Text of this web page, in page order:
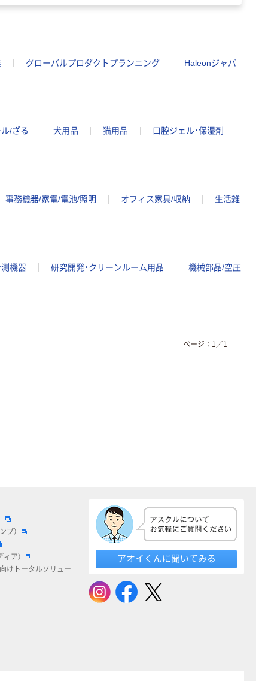
グローバルプロダクトプランニング
Haleonジャパ
/ざる 犬用品 猫用品
口腔ジェル・保湿剤
事務機器/家電/電池/照明 オフィス家具/収納
生活雑
機器 研究開発・クリーンルーム用品
機械部品/空圧
ページ： 1 ／1
プ）
ア）
けトータルソリュー
アオイくんに聞いてみる